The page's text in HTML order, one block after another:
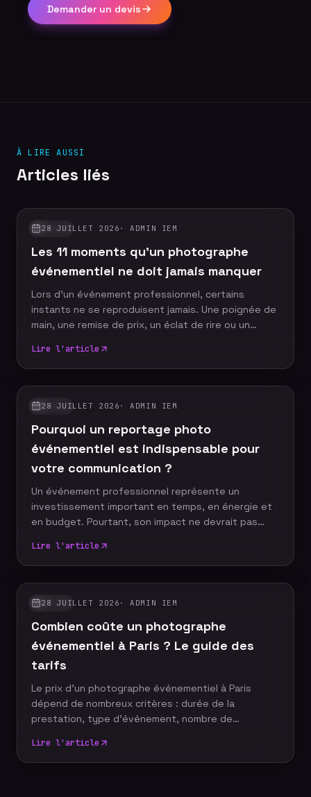
Demander un devis
À LIRE AUSSI
Articles liés
GUIDES
28 JUILLET 2026 ·ADMIN IEM
Les 11 moments qu'un photographe
événementiel ne doit jamais manquer
Lors d'un événement professionnel, certains
instants ne se reproduisent jamais. Une poignée de
main, une remise de prix, un éclat de rire ou un
emblématiques de votre communication. Un
photographe événementiel expérimenté sait
anticiper ces moments décisifs afin de raconter
votre événement à travers un reportage photo
moments incontournables qu'aucun reportage
photo ne devrait manquer.
Lire l'article
GUIDES
28 JUILLET 2026 ·ADMIN IEM
Pourquoi un reportage photo
événementiel est indispensable pour
votre communication ?
Un événement professionnel représente un
investissement important en temps, en énergie et
en budget. Pourtant, son impact ne devrait pas
photo événementiel, votre entreprise dispose
d'images professionnelles qui alimentent
durablement sa communication, renforcent sa
notoriété et valorisent son image de marque.
événementiel constitue un véritable
investissement pour votre stratégie de com
Lire l'article
GUIDES
28 JUILLET 2026 ·ADMIN IEM
Combien coûte un photographe
événementiel à Paris ? Le guide des
tarifs
Le prix d'un photographe événementiel à Paris
dépend de nombreux critères : durée de la
prestation, type d'événement, nombre de
complémentaires. Plutôt que de rechercher le tarif
le plus bas, il est essentiel de comprendre ce qui
Lire l'article